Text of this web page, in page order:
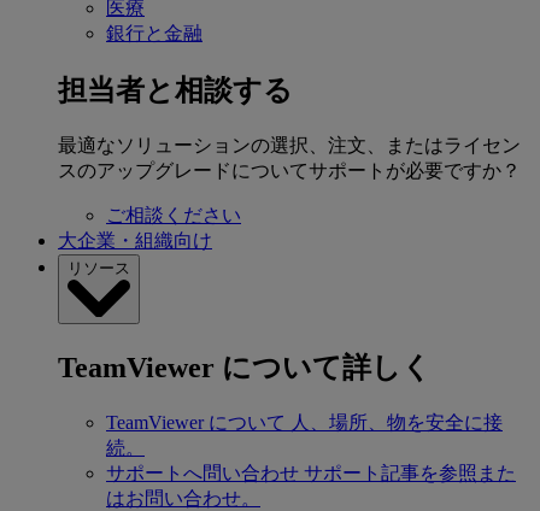
医療
銀行と金融
担当者と相談する
最適なソリューションの選択、注文、またはライセン
スのアップグレードについてサポートが必要ですか？
ご相談ください
大企業・組織向け
リソース
TeamViewer について詳しく
TeamViewer について 人、場所、物を安全に接
続。
サポートへ問い合わせ サポート記事を参照また
はお問い合わせ。